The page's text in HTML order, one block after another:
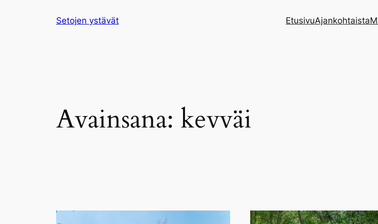
Setojen ystävät EtusivuAjankohtaista
Avainsana: kevväi